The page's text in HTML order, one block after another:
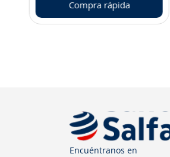
Compra rápida
Encuéntranos en